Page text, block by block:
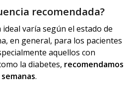
recomendada?
varía según el estado de
en general, para los pacientes
aquellos con
la diabetes, recomendamos
.